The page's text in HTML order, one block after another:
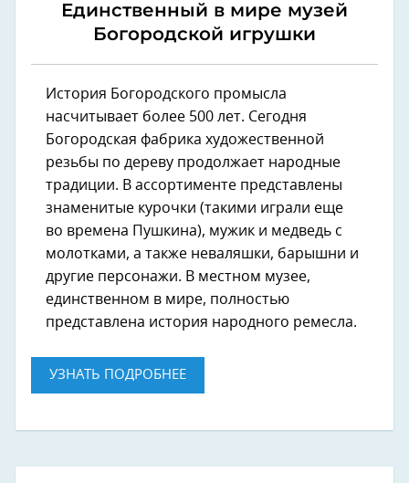
Единственный в мире музей
Богородской игрушки
История Богородского промысла
насчитывает более 500 лет. Сегодня
Богородская фабрика художественной
резьбы по дереву продолжает народные
традиции. В ассортименте представлены
знаменитые курочки (такими играли еще
во времена Пушкина), мужик и медведь с
молотками, а также неваляшки, барышни и
другие персонажи. В местном музее,
единственном в мире, полностью
представлена история народного ремесла.
УЗНАТЬ ПОДРОБНЕЕ